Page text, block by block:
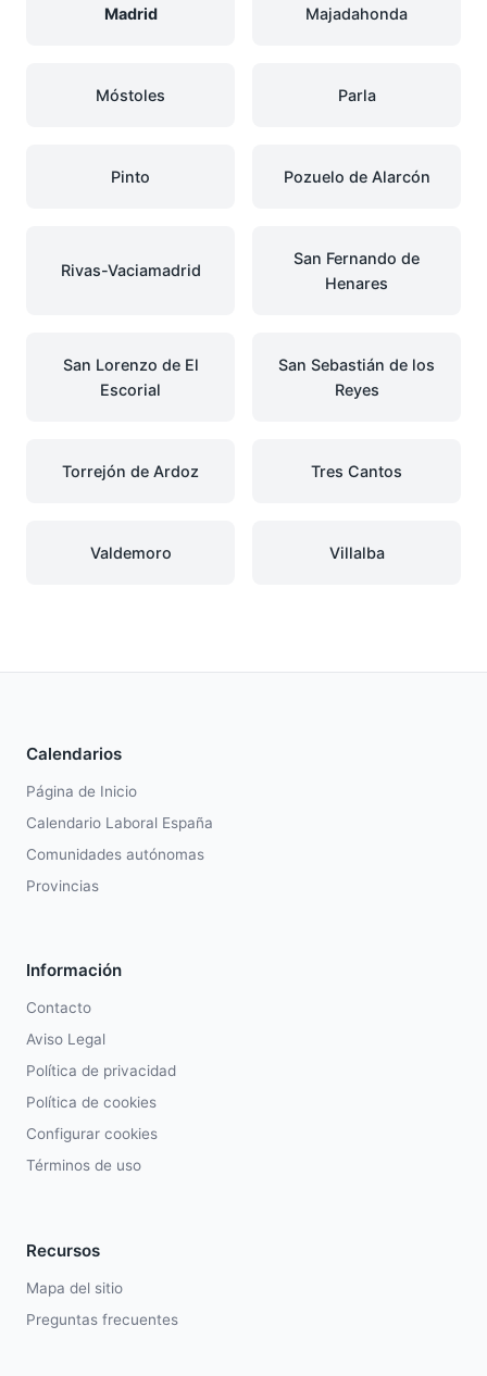
Madrid Majadahonda
Móstoles Parla
Pinto Pozuelo de Alarcón
Rivas-Vaciamadrid
San Fernando de
Henares
San Lorenzo de El
Escorial
San Sebastián de los
Reyes
Torrejón de Ardoz Tres Cantos
Valdemoro Villalba
Calendarios
Página de Inicio
Calendario Laboral España
Comunidades autónomas
Provincias
Información
Contacto
Aviso Legal
Política de privacidad
Política de cookies
Configurar cookies
Términos de uso
Recursos
Mapa del sitio
Preguntas frecuentes